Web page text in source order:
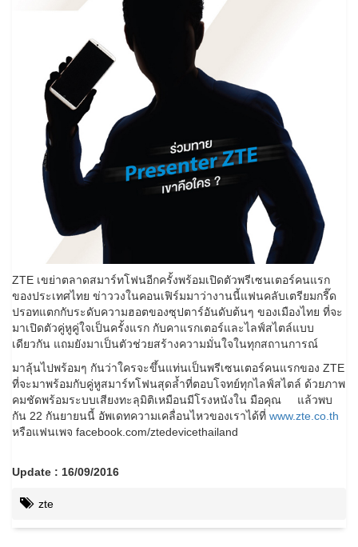
ZTE เขย่าตลาดสมาร์ทโฟนอีกครั้งพร้อมเปิดตัวพรีเซนเตอร์คนแรก
ของประเทศไทย ข่าววงในคอนเฟิร์มมาว่างานนี้แฟนคลับเตรียมกรี๊ด
ปรอทแตกกับระดับความฮอตของซุปตาร์อันดับต้นๆ ของเมืองไทย ที่จะ
มาเปิดตัวคู่หูคู่ใจเป็นครั้งแรก กับคาแรกเตอร์และไลฟ์สไตล์แบบ
เดียวกัน แถมยังมาเป็นตัวช่วยสร้างความมั่นใจในทุกสถานการณ์
มาลุ้นไปพร้อมๆ กันว่าใครจะขึ้นแท่นเป็นพรีเซนเตอร์คนแรกของ ZTE
ที่จะมาพร้อมกับคู่หูสมาร์ทโฟนสุดล้ำที่ตอบโจทย์ทุกไลฟ์สไตล์ ด้วยภาพ
คมชัดพร้อมระบบเสียงทะลุมิติเหมือนมีโรงหนังใน มือคุณ แล้วพบ
กัน 22 กันยายนนี้ อัพเดทความเคลื่อนไหวของเราได้ที่ www.zte.co.th
หรือแฟนเพจ facebook.com/ztedevicethailand
Update : 16/09/2016
zte